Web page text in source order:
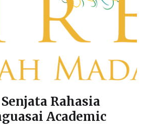
Rahasia
Academic